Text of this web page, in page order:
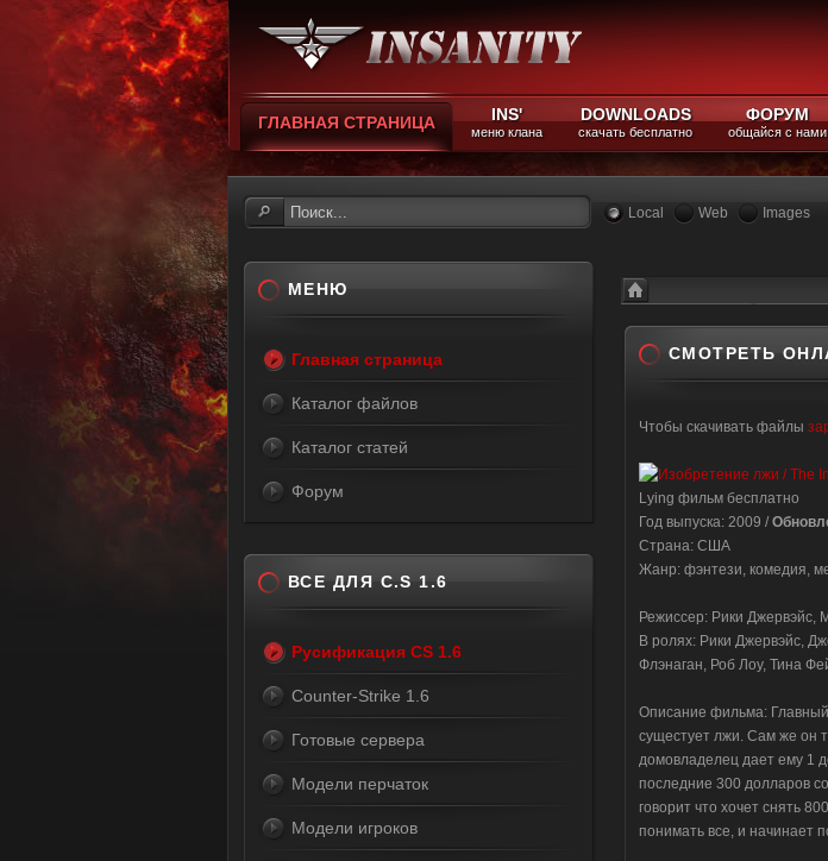
ГЛАВНАЯ СТРАНИЦА INS'
меню клана
DOWNLOADS
скачать бесплатно
ФОРУМ
общайся с нами
Local Web Images
Смотреть онлайн:
СМОТРЕТЬ
Чтобы скачивать файлы
Lying фильм бесплатно
Год выпуска: 2009 /
Страна: США
Жанр: фэнтези, комедия,
Режиссер: Рики Джервэйс,
В ролях: Рики Джервэйс,
Флэнаган, Роб Лоу, Тина
Описание фильма: Главный
сущестует лжи. Сам же он
домовладелец дает ему 1
последние 300 долларов
говорит что хочет снять
понимать все, и начинает
МЕНЮ
Главная страница
Каталог файлов
Каталог статей
Форум
ВСЕ ДЛЯ C.S 1.6
Русификация CS 1.6
Counter-Strike 1.6
Готовые сервера
Модели перчаток
Модели игроков